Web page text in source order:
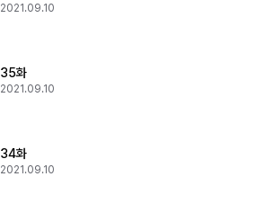
2021.09.10
35화
2021.09.10
34화
2021.09.10